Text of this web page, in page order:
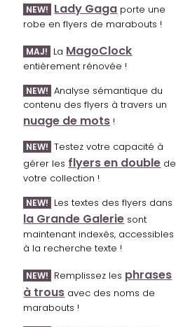
NEW! Lady Gaga porte une
robe en flyers de marabouts !
MAJ! La MagoClock
entièrement rénovée !
NEW! Analyse sémantique du
contenu des flyers à travers un
nuage de mots !
NEW! Testez votre capacité à
gérer les flyers en double de
votre collection !
NEW! Les textes des flyers dans
la Grande Galerie sont
maintenant indexés, accessibles
à la recherche texte !
NEW! Remplissez les phrases
à trous avec des noms de
marabouts !